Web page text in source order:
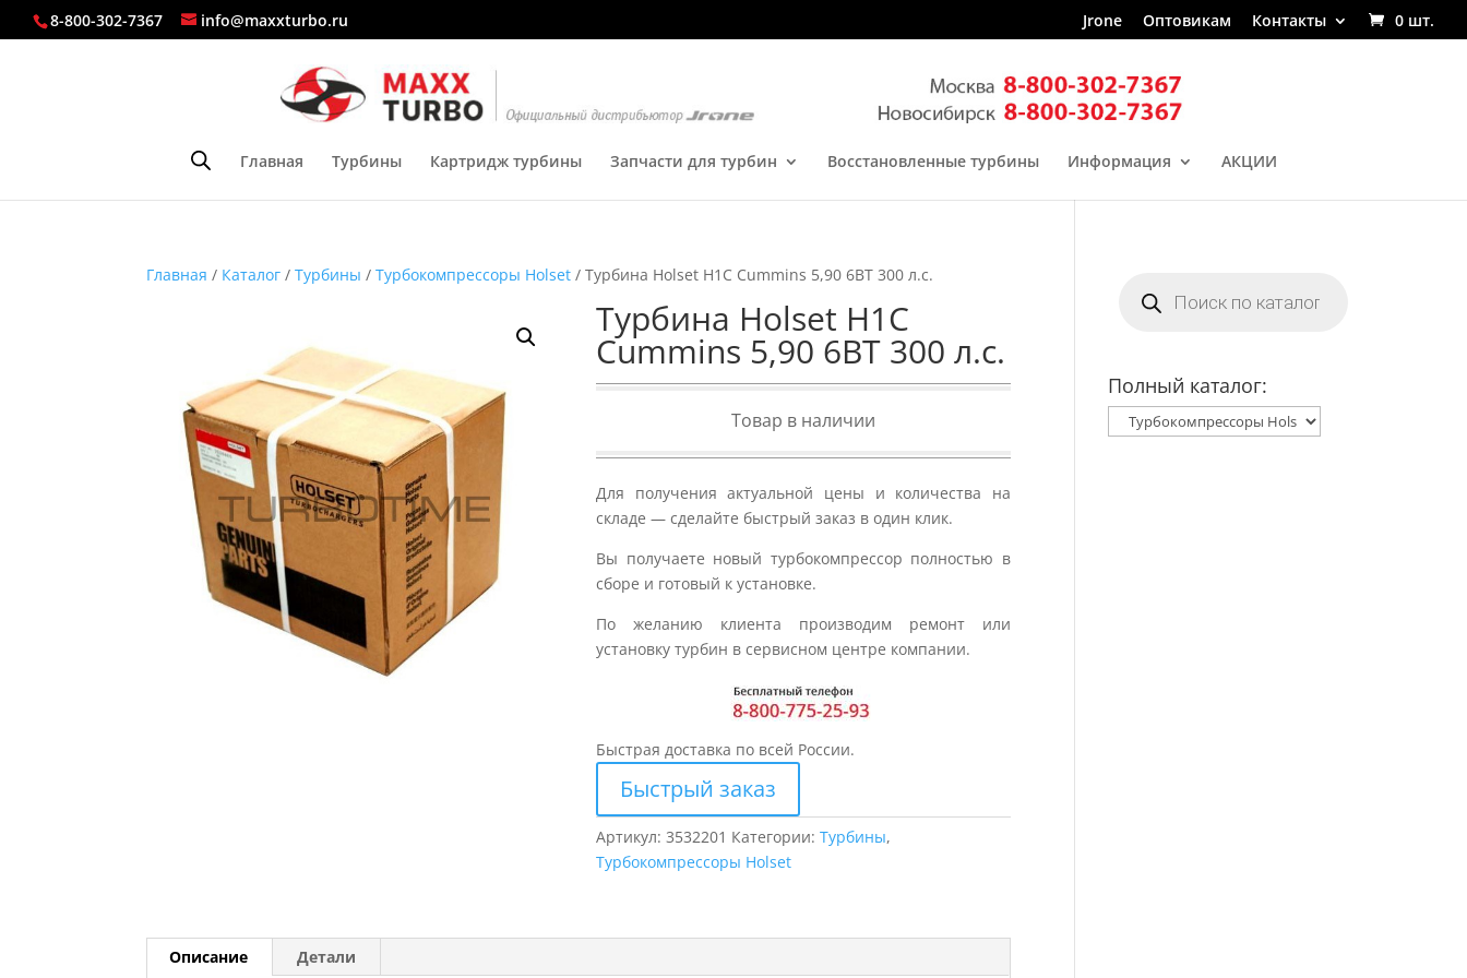
8-800-302-7367 info@maxxturbo.ru Jrone Оптовикам Контакты 0 шт.
Главная Турбины Картридж турбины Запчасти для турбин Восстановленные турбины Информация АКЦИИ
Главная / Каталог /Турбины /Турбокомпрессоры Holset / Турбина Holset H1C Cummins 5,90 6BT 300 л.с.
Турбина Holset H1C
Cummins 5,90 6BT 300 л.с.
Товар в наличии
Для получения актуальной цены и количества на
складе — сделайте быстрый заказ в один клик.
Вы получаете новый турбокомпрессор полностью в
сборе и готовый к установке.
По желанию клиента производим ремонт или
установку турбин в сервисном центре компании.
Быстрая доставка по всей России.
Быстрый заказ
Артикул:3532201 Категории:Турбины,
Турбокомпрессоры Holset
Описание Детали
товаров
Полный каталог: